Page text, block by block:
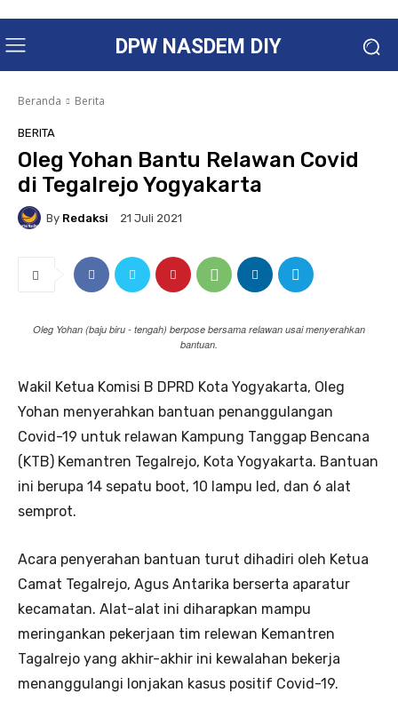
DPW NASDEM DIY
Beranda Berita
BERITA
Oleg Yohan Bantu Relawan Covid
di Tegalrejo Yogyakarta
By Redaksi 21 Juli 2021
Oleg Yohan (baju biru - tengah) berpose bersama relawan usai menyerahkan
bantuan.
Wakil Ketua Komisi B DPRD Kota Yogyakarta, Oleg
Yohan menyerahkan bantuan penanggulangan
Covid-19 untuk relawan Kampung Tanggap Bencana
(KTB) Kemantren Tegalrejo, Kota Yogyakarta. Bantuan
ini berupa 14 sepatu boot, 10 lampu led, dan 6 alat
semprot.
Acara penyerahan bantuan turut dihadiri oleh Ketua
Camat Tegalrejo, Agus Antarika berserta aparatur
kecamatan. Alat-alat ini diharapkan mampu
meringankan pekerjaan tim relewan Kemantren
Tagalrejo yang akhir-akhir ini kewalahan bekerja
menanggulangi lonjakan kasus positif Covid-19.